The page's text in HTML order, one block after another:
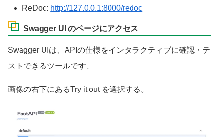
ReDoc: http://127.0.0.1:8000/redoc
Swagger UI のページにアクセス
Swagger UIは、APIの仕様をインタラクティブに確認・テ
ストできるツールです。
画像の右下にあるTry it out を選択する。